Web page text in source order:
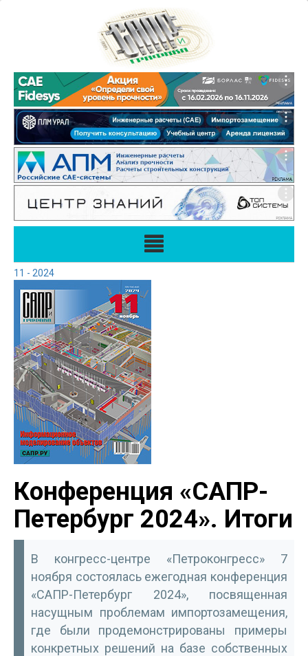
11 - 2024
Конференция «САПР-
Петербург 2024». Итоги
В конгресс-центре «Петроконгресс» 7
ноября состоялась ежегодная конференция
«САПР-Петербург 2024», посвященная
насущным проблемам импортозамещения,
где были продемонстрированы примеры
конкретных решений на базе собственных